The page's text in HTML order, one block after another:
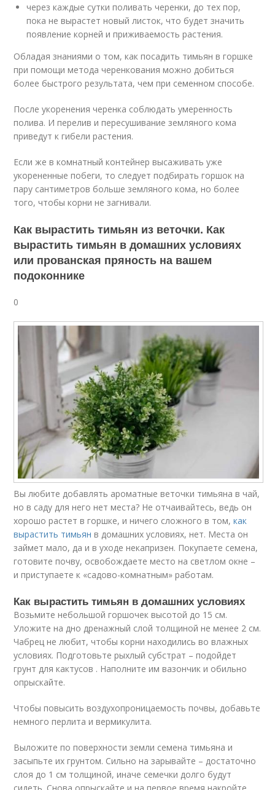
через каждые сутки поливать черенки, до тех пор,
пока не вырастет новый листок, что будет значить
появление корней и приживаемость растения.
Обладая знаниями о том, как посадить тимьян в горшке
при помощи метода черенкования можно добиться
более быстрого результата, чем при семенном способе.
После укоренения черенка соблюдать умеренность
полива. И перелив и пересушивание земляного кома
приведут к гибели растения.
Если же в комнатный контейнер высаживать уже
укорененные побеги, то следует подбирать горшок на
пару сантиметров больше земляного кома, но более
того, чтобы корни не загнивали.
Как вырастить тимьян из веточки. Как
вырастить тимьян в домашних условиях
или прованская пряность на вашем
подоконнике
0
Вы любите добавлять ароматные веточки тимьяна в чай,
но в саду для него нет места? Не отчаивайтесь, ведь он
хорошо растет в горшке, и ничего сложного в том,как
вырастить тимьян в домашних условиях, нет. Места он
займет мало, да и в уходе некапризен. Покупаете семена,
готовите почву, освобождаете место на светлом окне –
и приступаете к «садово-комнатным» работам.
Как вырастить тимьян в домашних условиях
Возьмите небольшой горшочек высотой до 15 см.
Уложите на дно дренажный слой толщиной не менее 2 см.
Чабрец не любит, чтобы корни находились во влажных
условиях. Подготовьте рыхлый субстрат – подойдет
грунт для кактусов . Наполните им вазончик и обильно
опрыскайте.
Чтобы повысить воздухопроницаемость почвы, добавьте
немного перлита и вермикулита.
Выложите по поверхности земли семена тимьяна и
засыпьте их грунтом. Сильно на зарывайте – достаточно
слоя до 1 см толщиной, иначе семечки долго будут